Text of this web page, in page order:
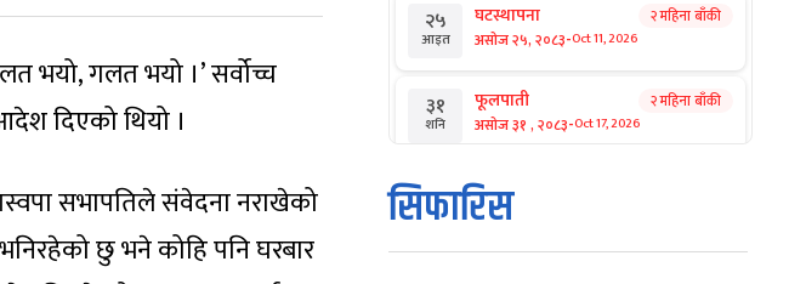
भयो, गलत भयो ।’ सर्वोच्च
दिएको थियो ।
सभापतिले संवेदना नराखेको
छु भने कोहि पनि घरबार
२५
आइत
घटस्थापना
असोज २५, २०८३-Oct 11, 2026
२ महिना बाँकी
३१
शनि
फूलपाती
असोज ३१ , २०८३-Oct 17, 2026
२ महिना बाँकी
१
आइत
कार्तिक सङ्क्रान्ति
कार्तिक १, २०८३
सिफारिस